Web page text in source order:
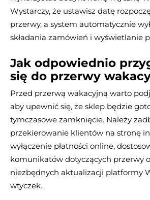
Wystarczy, że ustawisz datę
przerwy, a system automatycznie
składania zamówień i wyświetlanie
Jak odpowiednio
się do przerwy
Przed przerwą wakacyjną warto
aby upewnić się, że sklep będzie
tymczasowe zamknięcie. Należy
przekierowanie klientów na stronę
wyłączenie płatności online,
komunikatów dotyczących przerwy
niezbędnych aktualizacji platformy
wtyczek.